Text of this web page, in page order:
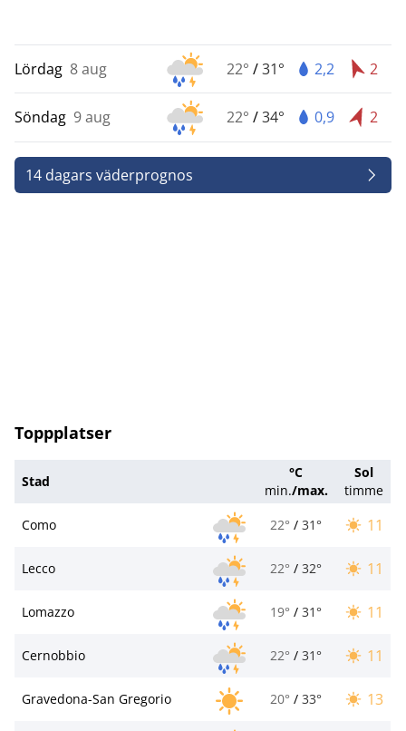
Lördag 8 aug 22° /31° 2,2 2
Söndag 9 aug 22° /34° 0,9 2
14 dagars väderprognos
Toppplatser
Stad
°C
min./max.
Sol
timme
Como
22° / 31° 11
Lecco 22° / 32° 11
Lomazzo 19° / 31° 11
Cernobbio 22° / 31° 11
Gravedona-San Gregorio 20° / 33° 13